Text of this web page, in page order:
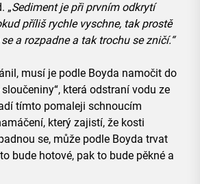
„Sediment je při prvním odkrytí
příliš rychle vyschne, tak prostě
a rozpadne a tak trochu se zničí.“
musí je podle Boyda namočit do
která odstraní vodu ze
tímto pomaleji schnoucím
který zajistí, že kosti
se, může podle Boyda trvat
bude hotové, pak to bude pěkné a